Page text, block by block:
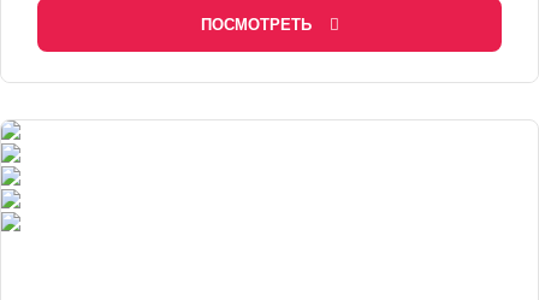
ПОСМОТРЕТЬ